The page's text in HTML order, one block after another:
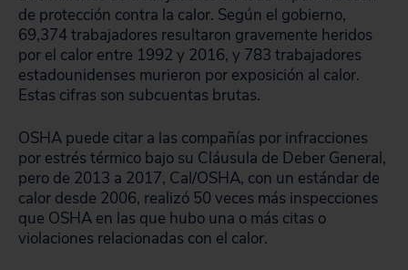
de protección contra la calor. Según el gobierno,
69,374 trabajadores resultaron gravemente heridos
por el calor entre 1992 y 2016, y 783 trabajadores
estadounidenses murieron por exposición al calor.
Estas cifras son subcuentas brutas.
OSHA puede citar a las compañías por infracciones
por estrés térmico bajo su Cláusula de Deber General,
pero de 2013 a 2017, Cal/OSHA, con un estándar de
calor desde 2006, realizó 50 veces más inspecciones
que OSHA en las que hubo una o más citas o
violaciones relacionadas con el calor.